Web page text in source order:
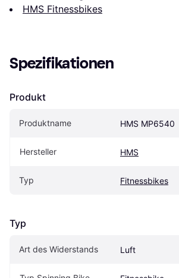
HMS Fitnessbikes
Spezifikationen
Produkt
Produktname HMS MP6540
Hersteller HMS
Typ Fitnessbikes
Typ
Art des Widerstands Luft